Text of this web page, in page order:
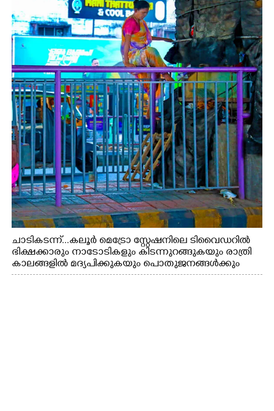
ചാടികടന്ന്...കലൂർ മെട്രോ സ്റ്റേഷനിലെ ടിവൈഡറിൽ
ഭിക്ഷക്കാരും നാടോടികളും കിടന്നുറങ്ങുകയും രാത്രി
കാലങ്ങളിൽ മദ്യപിക്കുകയും പൊതുജനങ്ങൾക്കും
വാഹനത്തിൽ പോകുന്നവർക്കും ബുദ്ധിമുട്ട് ഉണ്ടായ